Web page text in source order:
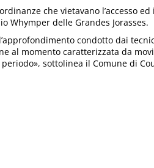
che vietavano l’accesso
Whymper delle Grandes Jorasses.
condotto dai
al momento caratterizzata da
sottolinea il Comune di